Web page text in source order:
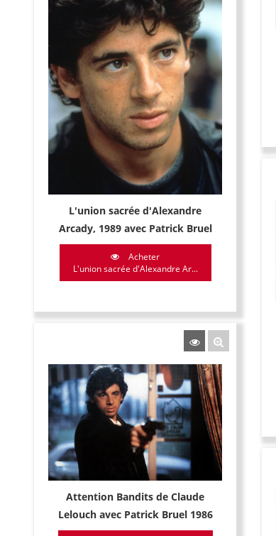
L'union sacrée d'Alexandre
Arcady, 1989 avec Patrick Bruel
Acheter
L'union sacrée d'Alexandre Ar...
Attention Bandits de Claude
Lelouch avec Patrick Bruel 1986